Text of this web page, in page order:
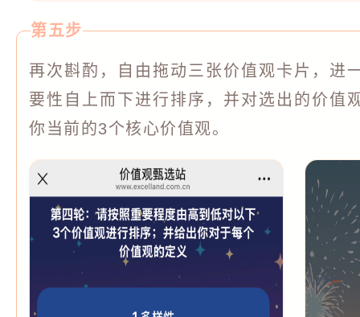
第五步
再次斟酌，自由拖动三张价值观卡片，进
要性自上而下进行排序，并对选出的价值
你当前的3个核心价值观。